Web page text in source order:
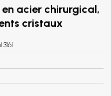
acier chirurgical,
cristaux